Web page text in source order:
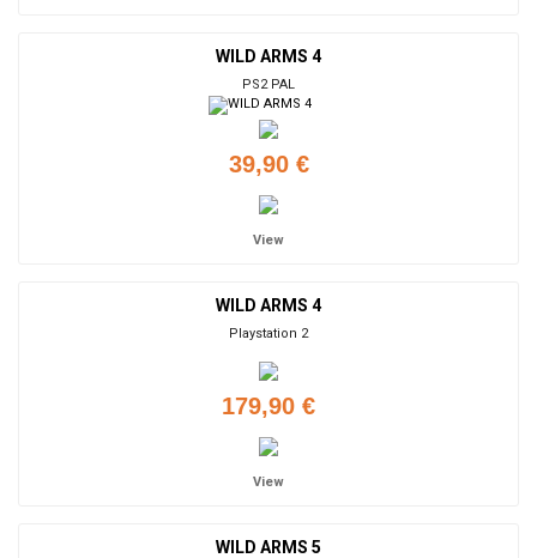
WILD ARMS 4
PS2 PAL
39,90 €
View
WILD ARMS 4
Playstation 2
179,90 €
View
WILD ARMS 5